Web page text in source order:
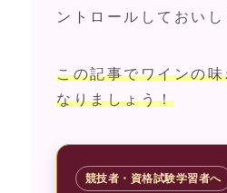
ントロールしておい
この記事でワインの
なりましょう！
競技者・資格試験学習者へ